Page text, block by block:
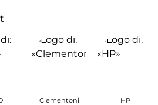
Clementoni HP